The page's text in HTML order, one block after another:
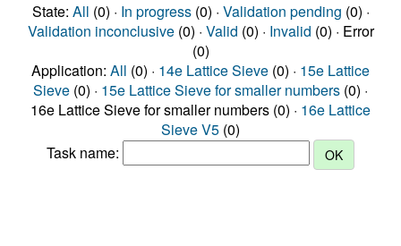
State: All (0) · In progress(0) · Validation pending (0) ·
Validation inconclusive(0) · Valid (0) · Invalid (0) · Error
(0)
Application: All (0) · 14e Lattice Sieve (0) · 15e Lattice
Sieve (0) · 15e Lattice Sieve for smaller numbers (0) ·
16e Lattice Sieve for smaller numbers (0) · 16e Lattice
Sieve V5 (0)
Task name: